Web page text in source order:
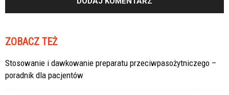
ZOBACZ TEŻ
Stosowanie i dawkowanie preparatu przeciwpasożytniczego –
poradnik dla pacjentów